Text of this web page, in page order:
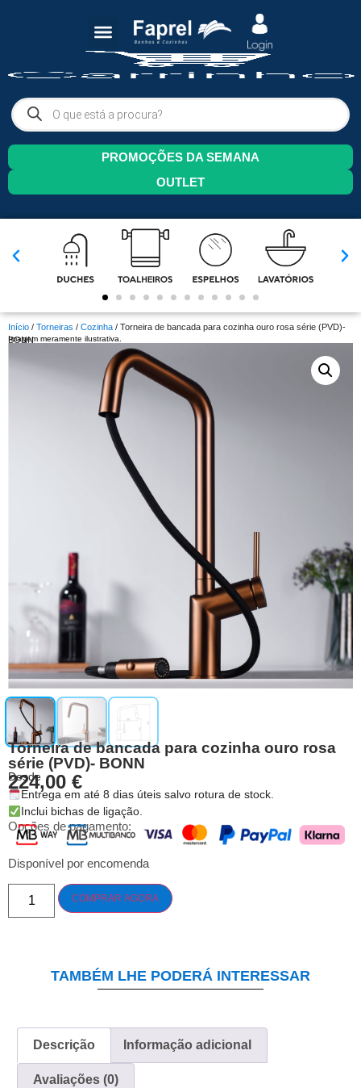
PROMOÇÕES DA SEMANA
OUTLET
Início / Torneiras / Cozinha / Torneira de bancada para cozinha ouro rosa série (PVD)-
BONN
Imagem meramente ilustrativa.
Torneira de bancada para cozinha ouro rosa
série (PVD)- BONN
Desde
224,00 €
Entrega em até 8 dias úteis salvo rotura de stock.
Inclui bichas de ligação.
Opções de pagamento:
Disponível por encomenda
COMPRAR AGORA
TAMBÉM LHE PODERÁ INTERESSAR
Descrição Informação adicional
Avaliações (0)